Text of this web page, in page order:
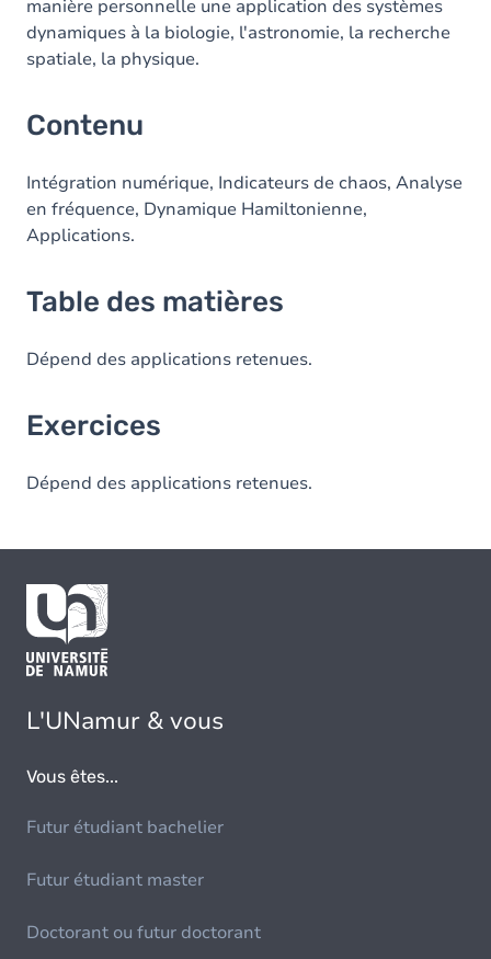
Exercices
manière personnelle une application des systèmes
dynamiques à la biologie, l'astronomie, la recherche
spatiale, la physique.
Contenu
Intégration numérique, Indicateurs de chaos, Analyse
en fréquence, Dynamique Hamiltonienne,
Applications.
Table des matières
Dépend des applications retenues.
Exercices
Dépend des applications retenues.
L'UNamur & vous
Vous êtes...
Futur étudiant bachelier
Futur étudiant master
Doctorant ou futur doctorant